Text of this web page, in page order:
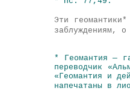
Эти
заблуждениям,
* Геомантия —
переводчик
«Геомантия и
напечатаны в